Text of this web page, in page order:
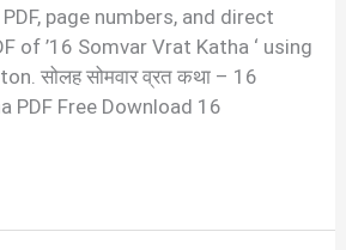
page numbers, and direct
of ’16 Somvar Vrat Katha ‘ using
सोलह सोमवार व्रत कथा – 16
PDF Free Download 16